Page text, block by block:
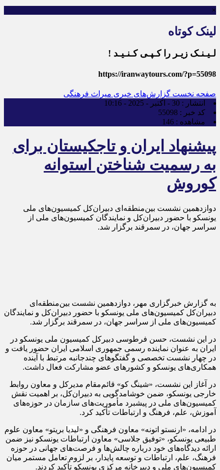
×
لینک کوتاه
لـیـنـک زیـر را کـپـی کـنـیـد !
https://iranwaytours.com/?p=55098
صفحه نخست گزارش‌های خبری میراث فرهنگی
انتشار : 30 - اکتبر - 2025 - 10:16
کد خبر : 55098
مشاهده : 146
پیشنهاد ایران و تاجکیستان برای
به رسمیت شناختن استوانه
کوروش
دوازدهمین نشست بین‌منطقه‌ای دبیران‌کل کمیسیون‌های ملی
یونسکو با حضور دبیران‌کل و نمایندگان کمیسیون‌های ملی از
سراسر جهان، در سمرقند برگزار شد.
به گزارش خبرگزاری مهر، دوازدهمین نشست بین‌منطقه‌ای
دبیران‌کل کمیسیون‌های ملی یونسکو با حضور دبیران‌کل و نمایندگان
کمیسیون‌های ملی از سراسر جهان، در سمرقند برگزار شد.
در این نشست، حسن فرطوسی دبیرکل کمیسیون ملی یونسکو در
ایران به عنوان نماینده رسمی جمهوری اسلامی ایران حضور یافت و
در چهار نشست تخصصی و گفتگوهای چندجانبه مرتبط با آینده
همکاری‌های یونسکو و کشورهای عضو مشارکت فعال داشت.
در آغاز این نشست، «شینگ کو» قائم‌مقام مدیرکل و معاون روابط
خارجی یونسکو، ضمن خوشامدگویی به دبیران‌کل، بر اهمیت نقش
کمیسیون‌های ملی در پیشبرد مأموریت‌های سازمان در حوزه‌های
آموزش، علم، فرهنگ و ارتباطات تأکید کرد.
در ادامه، «ارنستو اتونه» معاون فرهنگی و «لیدیا بریتو» معاون علوم
طبیعی یونسکو، «توفیق جلاسی» معاون ارتباطات یونسکو نیز ضمن
ارائه دیدگاه‌های خود درباره چالش‌ها و فرصت‌های جهانی در حوزه
فرهنگ، علم، ارتباطات و توسعه پایدار، بر لزوم تعامل مستمر میان
کمیسیون‌های ملی و دبیرخانه مرکزی یونسکو تأکید کردند.